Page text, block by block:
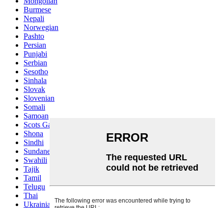
Burmese
Nepali
Norwegian
Pashto
Persian
Punjabi
Serbian
Sesotho
Sinhala
Slovak
Slovenian
Somali
Samoan
Scots Gaelic
Shona
Sindhi
Sundanese
Swahili
Tajik
Tamil
Telugu
Thai
Ukrainian